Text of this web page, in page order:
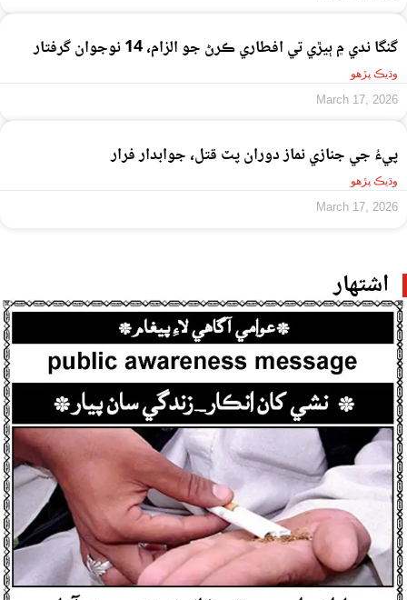
گنگا ندي ۾ ٻيڙي تي افطاري ڪرڻ جو الزام، 14 نوجوان گرفتار
وڌيڪ پڙهو
March 17, 2026
پيءُ جي جنازي نماز دوران پٽ قتل، جوابدار فرار
وڌيڪ پڙهو
March 17, 2026
اشتهار